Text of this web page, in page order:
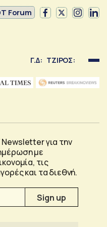
Forum
Γ.Δ: ΤΖΙΡΟΣ:
για την
με
τις
και τα διεθνή.